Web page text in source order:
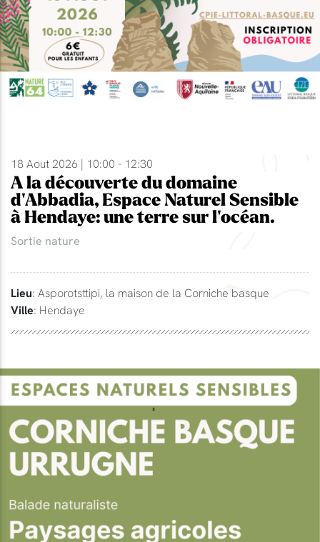
18 Aout 2026 | 10:00 - 12:30
A la découverte du domaine
d'Abbadia, Espace Naturel Sensible
à Hendaye: une terre sur l'océan.
Sortie nature
Lieu: Asporotsttipi, la maison de la Corniche basque
Ville: Hendaye